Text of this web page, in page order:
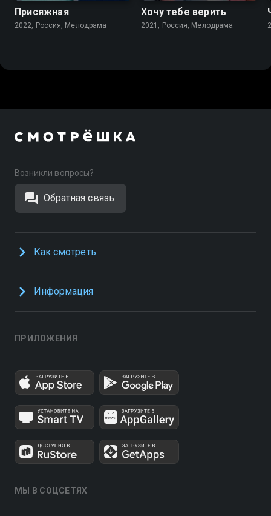
Присяжная
2022, Россия, Мелодрама
Хочу тебе верить
2021, Россия, Мелодрама
Возникли вопросы?
Обратная связь
Как смотреть
Информация
ПРИЛОЖЕНИЯ
МЫ В СОЦСЕТЯХ